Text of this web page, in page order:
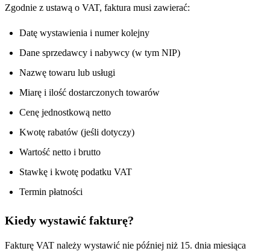
Zgodnie z ustawą o VAT, faktura musi zawierać:
Datę wystawienia i numer kolejny
Dane sprzedawcy i nabywcy (w tym NIP)
Nazwę towaru lub usługi
Miarę i ilość dostarczonych towarów
Cenę jednostkową netto
Kwotę rabatów (jeśli dotyczy)
Wartość netto i brutto
Stawkę i kwotę podatku VAT
Termin płatności
Kiedy wystawić fakturę?
Fakturę VAT należy wystawić nie później niż 15. dnia miesiąca